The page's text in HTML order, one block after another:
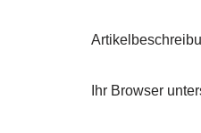
Ihr Browser